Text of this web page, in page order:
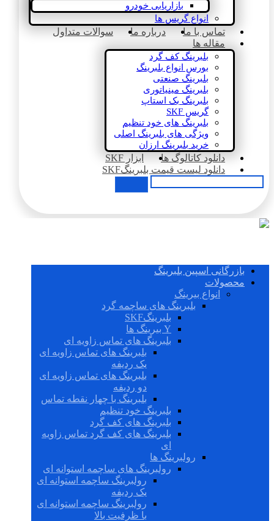
بازاریابی خودرو
انواع گریس ها
تماس با ما درباره ما
سوالات متداول
مقاله ها
بلبرینگ کف گرد
بورس انواع بلبرینگ
بلبرینگ صنعتی
بلبرینگ مینیاتوری
بلبرینگ بک استاپ
گریس SKF
بلبرینگ های خود تنظیم
ویژگی های بلبرینگ اصلی
خرید بلبرینگ ارزان
دانلود کاتالوگ ها
ابزار SKF
دانلود لیست قیمت بلبرینگSKF
بازرگانی اسپین بلبرینگ
محصولات
انواع بیرینگ
بلبرینگ های ساچمه گرد
بلبرینگSKF
Y بیرینگ ها
بلبرینگ های تماس زاویه ای
بلبرینگ های تماس زاویه ای
یک ردیفه
بلبرینگ های تماس زاویه ای
دو ردیفه
بلبرینگ با چهار نقطه تماس
بلبرینگ خود تنظیم
بلبرینگ های کف گرد
بلبرینگ های کف گرد تماس زاویه
ای
رولبرینگ ها
رولبرینگ های ساچمه استوانه ای
رولبرینگ ساچمه استوانه ای
یک ردیفه
رولبرینگ ساچمه استوانه ای
با ظرفیت بالا